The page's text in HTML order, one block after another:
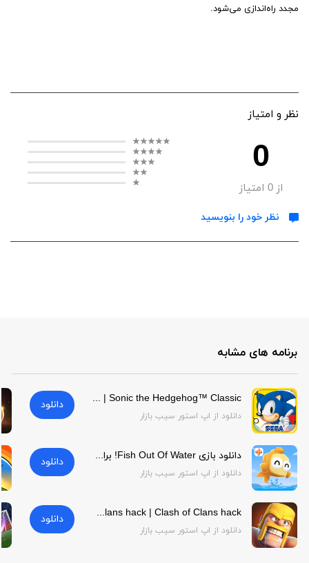
مجدد راه‌اندازی می‌شود.
نظر و امتیاز
0
از0 امتیاز
نظر خود را بنویسید
برنامه های مشابه
Sonic the Hedgehog™ Classic | Sonic the Hedgehog™ Classic
دانلود از اپ استور سیب بازار
دانلود
دانلود بازی Fish Out Of Water! برای آیفون | Fish Out Of Water!
دانلود از اپ استور سیب بازار
دانلود
Clash of Clans hack | Clash of Clans hack
دانلود از اپ استور سیب بازار
دانلود